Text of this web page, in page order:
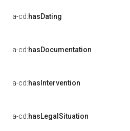
a-cd:hasDating
a-cd:hasDocumentation
a-cd:hasIntervention
a-cd:hasLegalSituation